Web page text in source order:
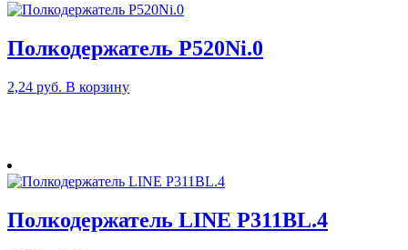
Полкодержатель P520Ni.0
2,24 руб. В корзину
Полкодержатель LINE P311BL.4